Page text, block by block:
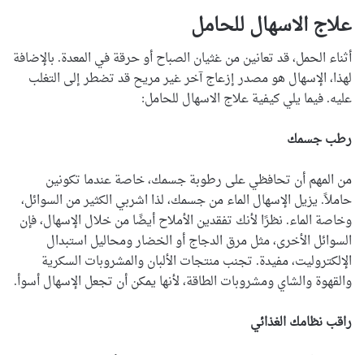
علاج الاسهال للحامل
أثناء الحمل، قد تعانين من غثيان الصباح أو حرقة في المعدة. بالإضافة
لهذا، الإسهال هو مصدر إزعاج آخر غير مريح قد تضطر إلى التغلب
عليه. فيما يلي كيفية علاج الاسهال للحامل:
رطب جسمك
من المهم أن تحافظي على رطوبة جسمك، خاصة عندما تكونين
حاملاً. يزيل الإسهال الماء من جسمك، لذا اشربي الكثير من السوائل،
وخاصة الماء. نظرًا لأنك تفقدين الأملاح أيضًا من خلال الإسهال، فإن
السوائل الأخرى، مثل مرق الدجاج أو الخضار ومحاليل استبدال
الإلكتروليت، مفيدة. تجنب منتجات الألبان والمشروبات السكرية
والقهوة والشاي ومشروبات الطاقة، لأنها يمكن أن تجعل الإسهال أسوأ.
راقب نظامك الغذائي